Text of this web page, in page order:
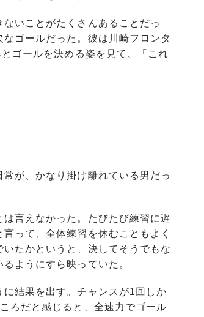
いことがたくさんあることだっ
ゴールだった。彼は川崎フロンタ
ゴールを決める姿を見て、「これ
が、かなり掛け離れている男だっ
言えなかった。たびたび練習に遅
って、全体練習を休むこともよく
たかというと、決してそうでもな
ようにすら映っていた。
結果を出す。チャンスが1回しか
ろだと感じると、全速力でゴール